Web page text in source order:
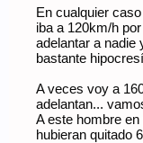
En cualquier
iba a 120km/h
adelantar a nadie
bastante
A veces voy a
adelantan...
A este hombre
hubieran quitado